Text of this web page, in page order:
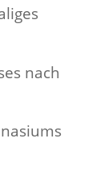
nach